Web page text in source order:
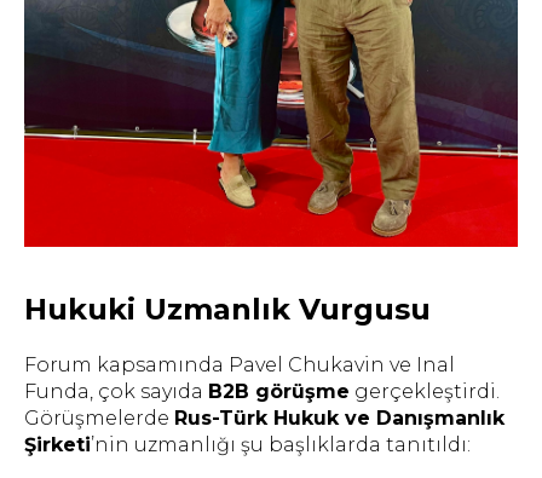
Hukuki Uzmanlık Vurgusu
Forum kapsamında Pavel Chukavin ve Inal
Funda, çok sayıda B2B görüşme gerçekleştirdi.
Görüşmelerde Rus-Türk Hukuk ve Danışmanlık
Şirketi’nin uzmanlığı şu başlıklarda tanıtıldı: